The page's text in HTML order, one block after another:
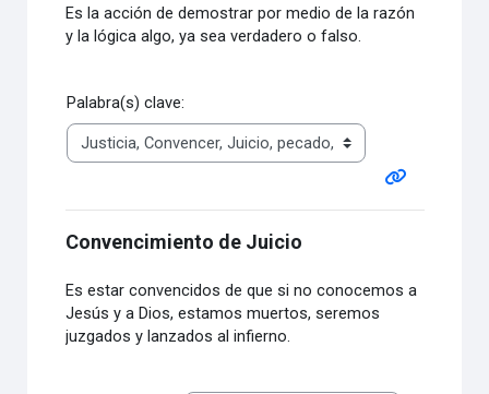
Es la acción de demostrar por medio de la razón
y la lógica algo, ya sea verdadero o falso.
Palabra(s) clave:
Convencimiento de Juicio
Es estar convencidos de que si no conocemos a
Jesús y a Dios, estamos muertos, seremos
juzgados y lanzados al infierno.